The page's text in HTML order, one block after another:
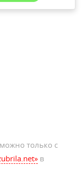
только с
в